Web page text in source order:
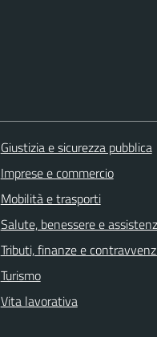
Giustizia e sicurezza pubblica
Imprese e commercio
Mobilità e trasporti
Salute, benessere e
Tributi, finanze e
Turismo
Vita lavorativa